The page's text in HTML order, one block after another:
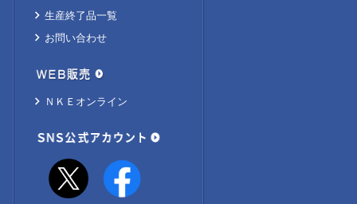
生産終了品一覧
お問い合わせ
ＮＫＥオンライン